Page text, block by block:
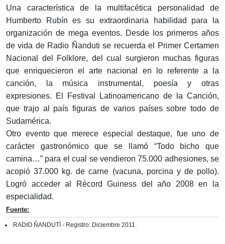
Una característica de la multifacética personalidad de
Humberto Rubín es su extraordinaria habilidad para la
organización de mega eventos. Desde los primeros años
de vida de Radio Ñanduti se recuerda el Primer Certamen
Nacional del Folklore, del cual surgieron muchas figuras
que enriquecieron el arte nacional en lo referente a la
canción, la música instrumental, poesía y otras
expresiones. El Festival Latinoamericano de la Canción,
que trajo al país figuras de varios países sobre todo de
Sudamérica.
Otro evento que merece especial destaque, fue uno de
carácter gastronómico que se llamó “Todo bicho que
camina…” para el cual se vendieron 75.000 adhesiones, se
acopió 37.000 kg. de carne (vacuna, porcina y de pollo).
Logró acceder al Récord Guiness del año 2008 en la
especialidad.
Fuente:
RADIO ÑANDUTÍ - Registro: Diciembre 2011.